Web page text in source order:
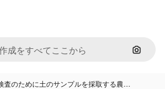
画像で
査のために土のサンプルを採取する農…